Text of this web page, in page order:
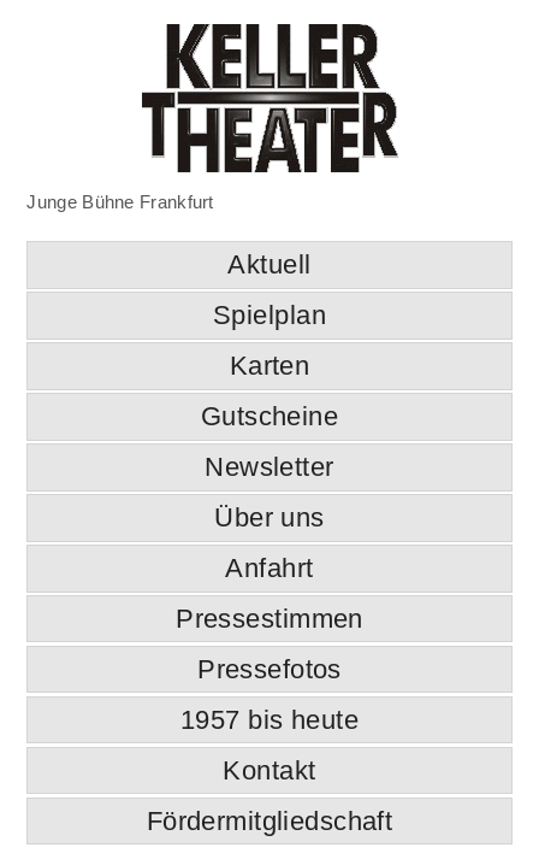
Junge Bühne Frankfurt
Aktuell
Spielplan
Karten
Gutscheine
Newsletter
Über uns
Anfahrt
Pressestimmen
Pressefotos
1957 bis heute
Kontakt
Fördermitgliedschaft